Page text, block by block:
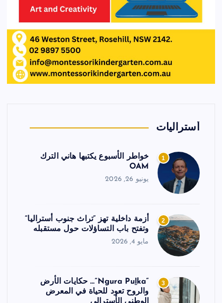
أستراليات
1
خواطر الأسبوع يكتبها هاني الترك
OAM
يونيو 26, 2026
2
أزمة داخلية تهز “تراث جنوب أستراليا”
وتفتح باب التساؤلات حول مستقبله
مايو 4, 2026
3
“Ngura Puḻka”… حكايات الأرض
والروح تعود للحياة في المعرض